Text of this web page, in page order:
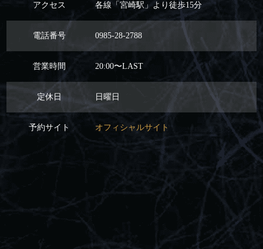
アクセス 各線「宮崎駅」より徒歩15分
電話番号 0985-28-2788
営業時間 20:00〜LAST
定休日 日曜日
予約サイト オフィシャルサイト